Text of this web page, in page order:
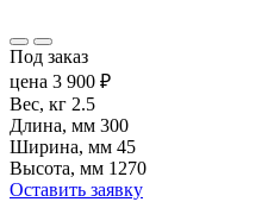
Под заказ
цена 3 900 ₽
Вес, кг 2.5
Длина, мм 300
Ширина, мм 45
Высота, мм 1270
Оставить заявку